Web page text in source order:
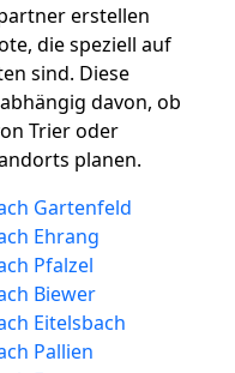
erstellen
die speziell auf
sind. Diese
davon, ob
Trier oder
planen.
Gartenfeld
Ehrang
Pfalzel
Biewer
Eitelsbach
Pallien